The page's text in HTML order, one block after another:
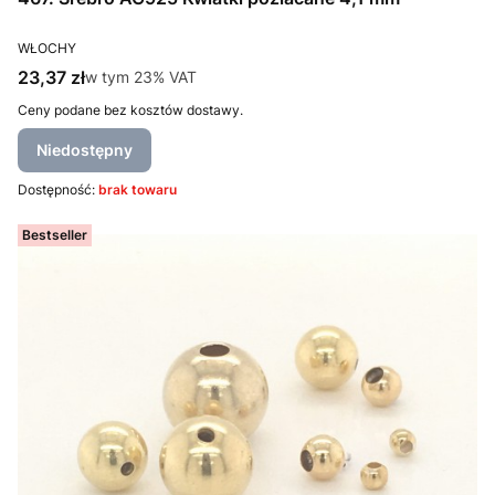
PRODUCENT
WŁOCHY
Cena brutto
23,37 złw tym %s VAT
w tym 23% VAT
Ceny podane bez kosztów dostawy.
Niedostępny
Dostępność: brak towaru
Bestseller